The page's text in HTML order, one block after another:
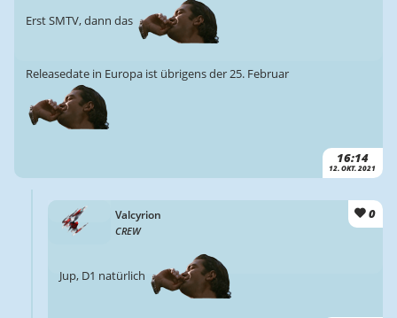
16:14
12. OKT. 2021
Erst SMTV, dann das
Releasedate in Europa ist übrigens der 25. Februar
Valcyrion
CREW
0
Jup, D1 natürlich